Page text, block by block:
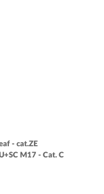
- cat.ZE
M17 - Cat. C